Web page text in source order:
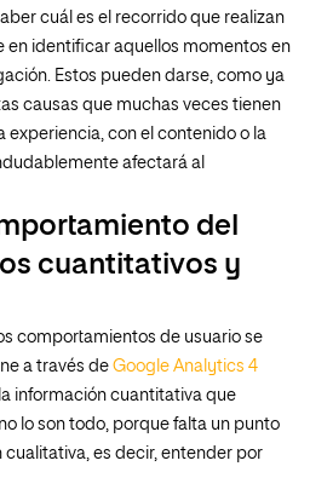
cuál es el recorrido que realizan
en identificar aquellos momentos en
Estos pueden darse, como ya
causas que muchas veces tienen
experiencia, con el contenido o la
afectará al
del
cuantitativos y
comportamientos de usuario se
a través de Google Analytics 4
información cuantitativa que
lo son todo, porque falta un punto
es decir, entender por